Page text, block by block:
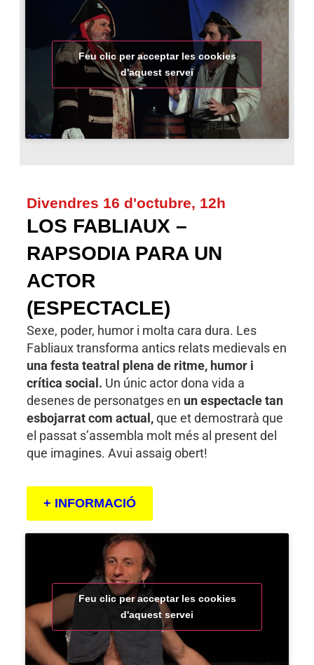
Feu clic per acceptar les cookies
d'aquest servei
Divendres 16 d'octubre, 12h
LOS FABLIAUX –
RAPSODIA PARA UN
ACTOR
(ESPECTACLE)
Sexe, poder, humor i molta cara dura. Les
Fabliaux transforma antics relats medievals en
una festa teatral plena de ritme, humor i
crítica social. Un únic actor dona vida a
desenes de personatges en un espectacle tan
esbojarrat com actual,que et demostrarà que
el passat s’assembla molt més al present del
que imagines. Avui assaig obert!
+ INFORMACIÓ
Feu clic per acceptar les cookies
d'aquest servei